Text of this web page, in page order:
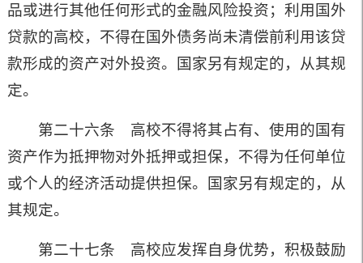
品或进行其他任何形式的金融风险投资；利用国外
贷款的高校，不得在国外债务尚未清偿前利用该贷
款形成的资产对外投资。国家另有规定的，从其规
定。
第二十六条 高校不得将其占有、使用的国有
资产作为抵押物对外抵押或担保，不得为任何单位
或个人的经济活动提供担保。国家另有规定的，从
其规定。
第二十七条 高校应发挥自身优势，积极鼓励